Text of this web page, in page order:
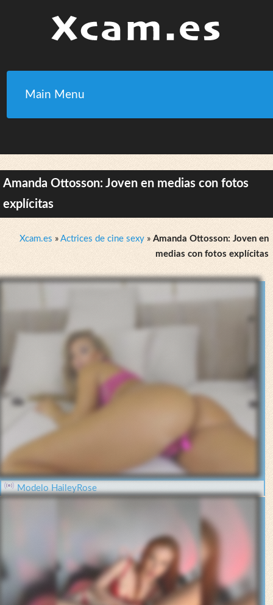
Main Menu
Amanda Ottosson: Joven en medias con fotos
explícitas
Xcam.es » Actrices de cine sexy » Amanda Ottosson: Joven en
medias con fotos explícitas
Modelo HaileyRose